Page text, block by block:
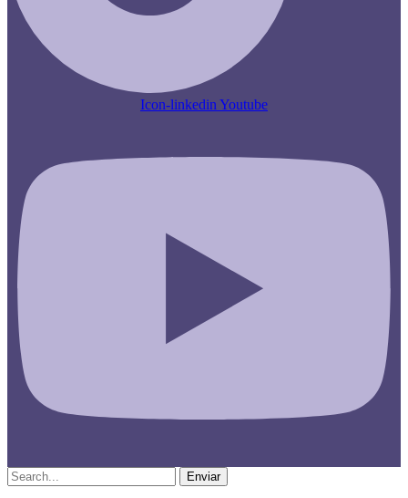
Icon-linkedin Youtube
Enviar